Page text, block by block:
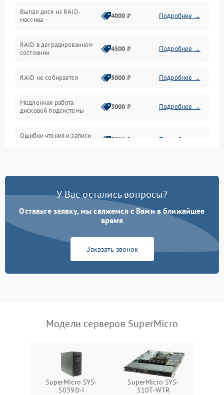
Сеть и коммуникации
Контроллеры и интерфейсы
Виртуализация и сервисы
Общие поломки
Система охлаждения
Выпал диск из RAID-
массива
4000 ₽ Подробнее →
RAID в деградированном
состоянии
4500 ₽ Подробнее →
RAID не собирается 5000 ₽ Подробнее →
Медленная работа
дисковой подсистемы
3000 ₽ Подробнее →
Ошибки чтения и записи
3500 ₽ Подробнее →
У Вас остались вопросы?
Оставьте заявку, мы свяжемся с Вами в ближайшее
время
Заказать звонок
Модели серверов SuperMicro
SuperMicro SYS-
5039D-I
SuperMicro SYS-
510T-WTR